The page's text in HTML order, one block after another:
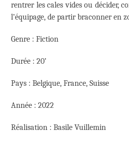
rentrer les cales vides ou décider,
l’équipage, de partir braconner en
Genre : Fiction
Durée : 20’
Pays : Belgique, France, Suisse
Année : 2022
Réalisation : Basile Vuillemin